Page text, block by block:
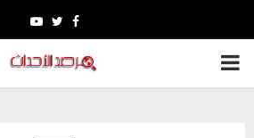
Facebook
Twitter
Youtube
PRIMARY